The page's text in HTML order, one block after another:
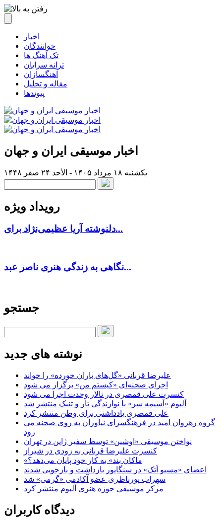
اخبار
خوانندگان
تک آهنگ ها
ترانه سرایان
آهنگسازان
مقاله و تحلیل
پیوندها
اخبار موسیقی ایران و جهان
یکشنبه ۱۸ مرداد ۱۴۰۵ - الأحد ۲۴ صفر ۱۴۴۸
رویداد ویژه
دلنوشته آریا عظیمی‌نژاد برای...
نگاهی به زندگی هنری ناصر عبد...
جستجو
نوشته های جدید
علیرضا قربانی «گل‌های باران خورده» را خواند
اجرای صحنه‌ای «کیستم من» برگزار می شود
کنسرت علی قمصری در تالار وحدت اجرا می شود
آلبوم «آسیمه سر» با نوازندگی تار و تنبک منتشر شد
علی قمصری یادداشتی برای وطن منتشر کرد
گروه رهروان امید در فرهنگسرای نیاوران به روی صحنه می
رود
نواختن موسیقی «اوشین» توسط سفیر ژاپن در تهران
کنسرت علیرضا قربانی به زودی در شیراز
«ماکان بند» به کار خود پایان می‌دهد؟
اعضای «مسیو اَتک» در سنگاپور بازداشت و بازجویی شدند
سهراب پورناظری عضو آکادمی «گرمی» شد
مرکز موسیقی حوزه هنری آلبوم منتشر کرد
دیدگاه کاربران